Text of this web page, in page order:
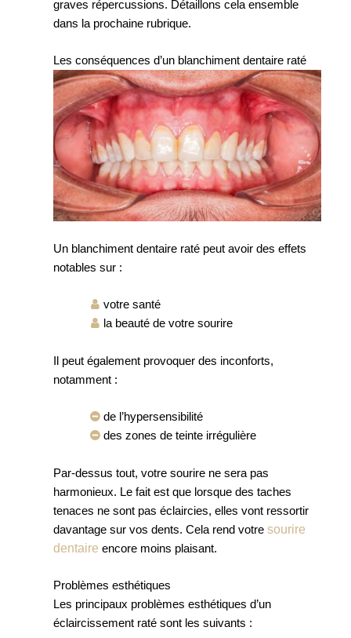
graves répercussions. Détaillons cela ensemble
dans la prochaine rubrique.
Les conséquences d’un blanchiment dentaire raté
Un blanchiment dentaire raté peut avoir des effets
notables sur :
votre santé
la beauté de votre sourire
Il peut également provoquer des inconforts,
notamment :
de l’hypersensibilité
des zones de teinte irrégulière
Par-dessus tout, votre sourire ne sera pas
harmonieux. Le fait est que lorsque des taches
tenaces ne sont pas éclaircies, elles vont ressortir
davantage sur vos dents. Cela rend votre sourire
dentaire encore moins plaisant.
Problèmes esthétiques
Les principaux problèmes esthétiques d’un
éclaircissement raté sont les suivants :